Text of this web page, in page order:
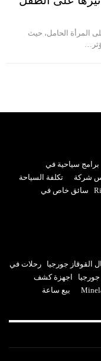
المرأة الحامل، حيث
برامج سياحية في
شركة
تكلفة السياحة
سائق خاص في
القوقاز جورجيا
رحلات في
اجهزة كشف
بيع ساعة